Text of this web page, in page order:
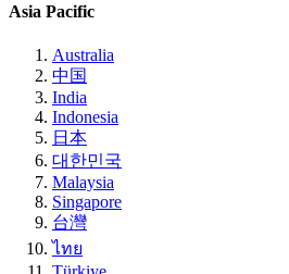
Asia Pacific
Australia
中国
India
Indonesia
日本
대한민국
Malaysia
Singapore
台灣
ไทย